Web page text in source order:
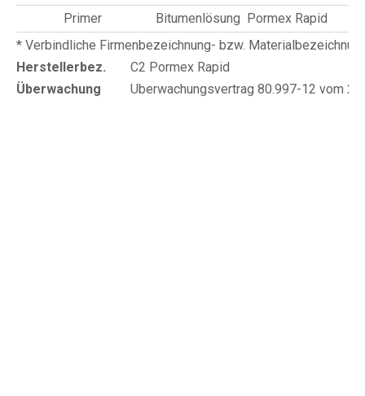
Primer
Bitumenlösung Pormex Rapid
* Verbindliche Firmenbezeichnung- bzw.
Herstellerbez.
C2 Pormex Rapid
Überwachung
Uberwachungsvertrag 80.997-12 vom